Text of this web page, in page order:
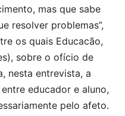
mas que sabe
resolver problemas”,
os quais Educacão,
sobre o ofício de
nesta entrevista, a
educador e aluno,
pelo afeto.